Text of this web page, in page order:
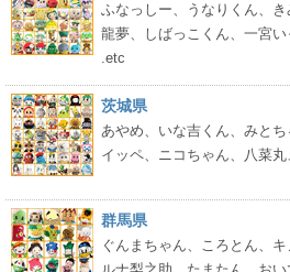
ふなっしー、うなりくん、き
龍夢、しばっこくん、一宮
.etc
茨城県
あやめ、いな吉くん、みと
イッペ、ニコちゃん、八菜
群馬県
ぐんまちゃん、ころとん、